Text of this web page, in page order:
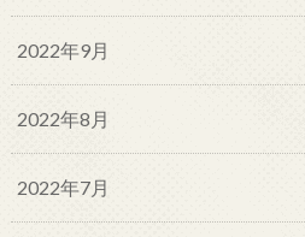
2022年9月
2022年8月
2022年7月